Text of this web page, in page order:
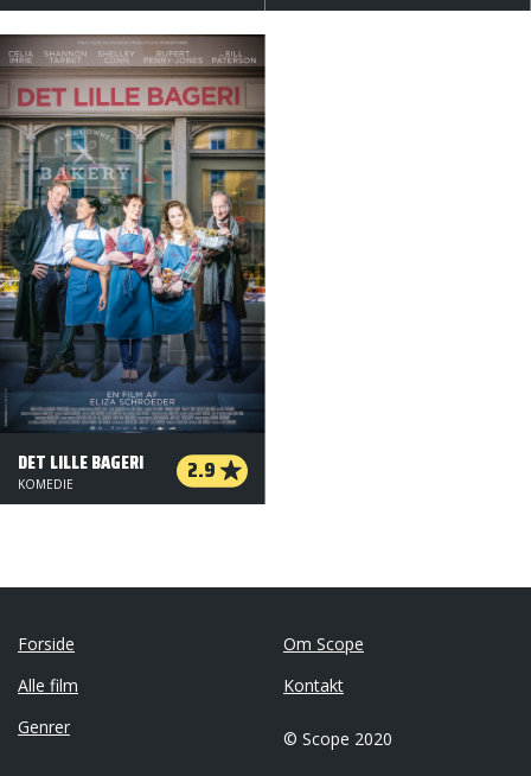
DET LILLE BAGERI 2.9
KOMEDIE
Forside
Alle film
Genrer
Om Scope
Kontakt
© Scope 2020